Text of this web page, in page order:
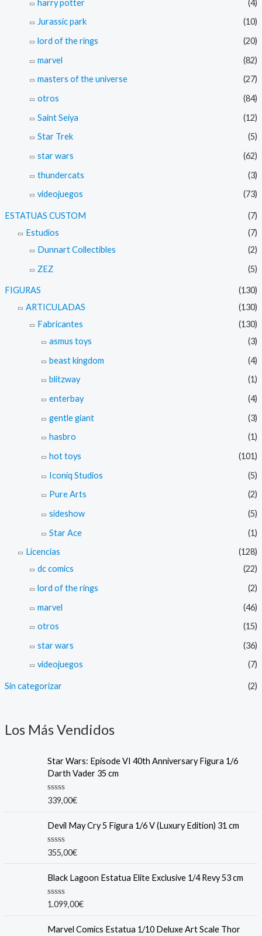
harry potter
(4)
Jurassic park
(10)
lord of the rings
(20)
marvel
(82)
masters of the universe
(27)
otros
(84)
Saint Seiya
(12)
Star Trek
(5)
star wars
(62)
thundercats
(3)
videojuegos
(73)
ESTATUAS CUSTOM
(7)
Estudios
(7)
Dunnart Collectibles
(2)
ZEZ
(5)
FIGURAS
(130)
ARTICULADAS
(130)
Fabricantes
(130)
asmus toys
(3)
beast kingdom
(4)
blitzway
(1)
enterbay
(4)
gentle giant
(3)
hasbro
(1)
hot toys
(101)
Iconiq Studios
(5)
Pure Arts
(2)
sideshow
(5)
Star Ace
(1)
Licencias
(128)
dc comics
(22)
lord of the rings
(2)
marvel
(46)
otros
(15)
star wars
(36)
videojuegos
(7)
Sin categorizar (2)
Los Más Vendidos
Star Wars: Episode VI 40th Anniversary Figura 1/6
Darth Vader 35 cm
R
e
0
o
u
o
f
5
339,00€
Devil May Cry 5 Figura 1/6 V (Luxury Edition) 31 cm
R
e
0
o
u
o
f
355,00€
Black Lagoon Estatua Elite Exclusive 1/4 Revy 53 cm
R
e
1.099,00€
Marvel Comics Estatua 1/10 Deluxe Art Scale Thor